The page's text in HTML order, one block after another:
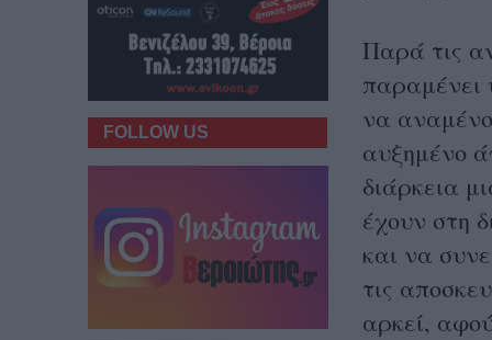
Παρά τις
παραμένει
να
αυξημένο
διάρκεια
έχουν στη
και να
τις
αρκεί,
FOLLOW US